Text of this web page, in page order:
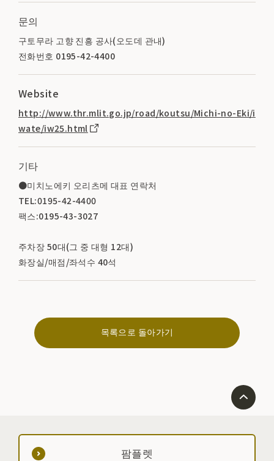
문의
구토무라 고향 진흥 공사(오도데 관내)
전화번호 0195-42-4400
Website
http://www.thr.mlit.go.jp/road/koutsu/Michi-no-Eki/i
wate/iw25.html
기타
●미치노에키 오리츠메 대표 연락처
TEL:0195-42-4400
팩스:0195-43-3027
주차장 50대(그 중 대형 12대)
화장실/매점/좌석수 40석
목록으로 돌아가기
팜플렛